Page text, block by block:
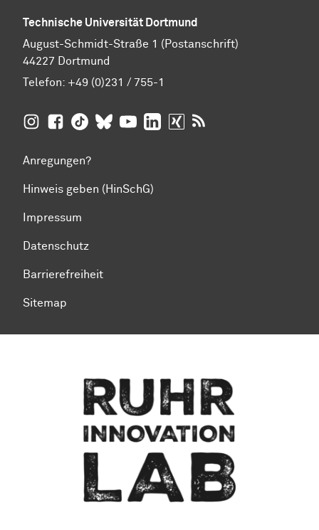
Technische Universität Dortmund
August-Schmidt-Straße 1 (Postanschrift)
44227 Dortmund
Telefon: +49 (0)231 / 755-1
TU Dortmund auf Insta­gram
TU Dortmund auf Facebook
TU Dortmund auf TikTok
TU Dortmund auf BlueSky
TU Dortmund auf YouTube
TU Dortmund auf LinkedIn
TU Dortmund auf XING
Anregungen?
Hinweis geben (HinSchG)
Impressum
Datenschutz
Barrierefreiheit
Sitemap